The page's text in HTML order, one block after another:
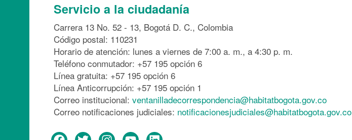
Servicio a la ciudadanía
Carrera 13 No. 52 - 13, Bogotá D. C., Colombia
Código postal: 110231
Horario de atención: lunes a viernes de 7:00 a. m., a 4:30 p. m.
Teléfono conmutador: +57 195 opción 6
Línea gratuita: +57 195 opción 6
Línea Anticorrupción: +57 195 opción 1
Correo institucional:ventanilladecorrespondencia@habitatbogota.gov.co
Correo notificaciones judiciales: notificacionesjudiciales@habitatbogota.gov.co